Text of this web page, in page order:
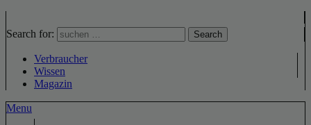
Search for: Search
Verbraucher
Wissen
Magazin
Menu